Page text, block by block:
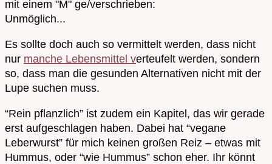
mit einem "M" ge/verschrieben:
Unmöglich...
Es sollte doch auch so vermittelt werden, dass nicht
nur manche Lebensmittel verteufelt werden, sondern
so, dass man die gesunden Alternativen nicht mit der
Lupe suchen muss.
“Rein pflanzlich” ist zudem ein Kapitel, das wir gerade
erst aufgeschlagen haben. Dabei hat “vegane
Leberwurst” für mich keinen großen Reiz – etwas mit
Hummus, oder “wie Hummus” schon eher. Ihr könnt